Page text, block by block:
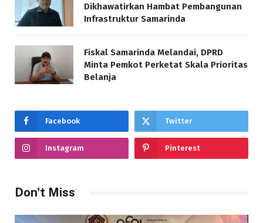
Dikhawatirkan Hambat Pembangunan
Infrastruktur Samarinda
Fiskal Samarinda Melandai, DPRD
Minta Pemkot Perketat Skala Prioritas
Belanja
Facebook Twitter
Instagram Pinterest
Don't Miss